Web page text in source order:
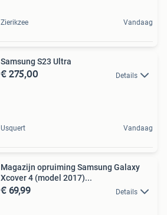
Zierikzee Vandaag
Samsung S23 Ultra
€ 275,00 Details
Usquert Vandaag
Magazijn opruiming Samsung Galaxy
Xcover 4 (model 2017)...
€ 69,99 Details